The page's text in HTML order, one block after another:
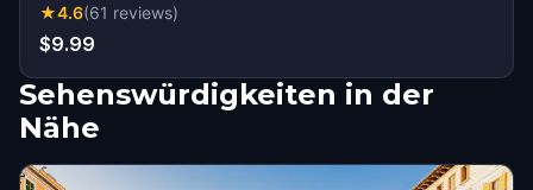
★4.6(61 reviews)
$9.99
Sehenswürdigkeiten in der
Nähe